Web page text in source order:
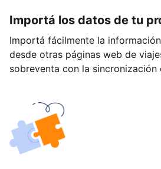
Importá los datos de tu
Importá fácilmente la
desde otras páginas web de
sobreventa con la sincronización